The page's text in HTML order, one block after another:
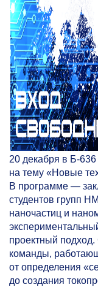
20 декабря в Б-
на тему «Новые
В программе —
студентов групп
наночастиц и
проектный
команды,
от определения
до создания